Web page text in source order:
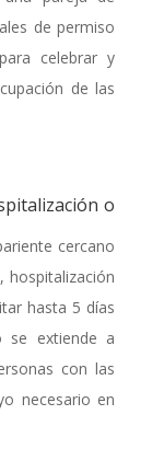
de permiso
celebrar y
de las
o
cercano
hospitalización
hasta 5 días
se extiende a
con las
necesario en